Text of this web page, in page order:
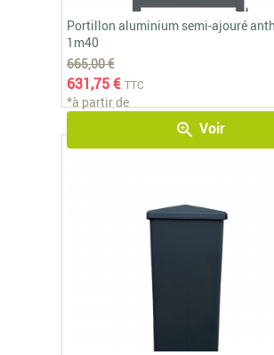
Portillon aluminium semi-ajouré
1m40
665,00 €
631,75 € TTC
*à partir de
zoom_in Voir